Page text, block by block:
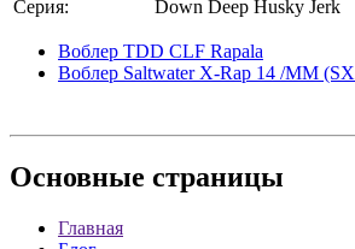
Серия:
Down Deep Husky Jerk
Воблер TDD CLF Rapala
Воблер Saltwater X-Rap 14 /MM
Основные страницы
Главная